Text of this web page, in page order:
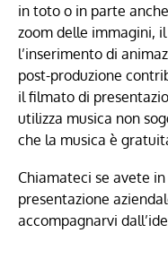
in toto o in parte
zoom delle immagini,
l’inserimento di
post-produzione
il filmato di
utilizza musica non
che la musica è
Chiamateci se avete
presentazione
accompagnarvi